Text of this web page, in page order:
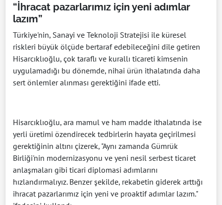
“İhracat pazarlarımız için yeni adımlar
lazım”
Türkiye'nin, Sanayi ve Teknoloji Stratejisi ile küresel
riskleri büyük ölçüde bertaraf edebileceğini dile getiren
Hisarcıklıoğlu, çok taraflı ve kurallı ticareti kimsenin
uygulamadığı bu dönemde, nihai ürün ithalatında daha
sert önlemler alınması gerektiğini ifade etti.
Hisarcıklıoğlu, ara mamul ve ham madde ithalatında ise
yerli üretimi özendirecek tedbirlerin hayata geçirilmesi
gerektiğinin altını çizerek, "Aynı zamanda Gümrük
Birliği'nin modernizasyonu ve yeni nesil serbest ticaret
anlaşmaları gibi ticari diplomasi adımlarını
hızlandırmalıyız. Benzer şekilde, rekabetin giderek arttığı
ihracat pazarlarımız için yeni ve proaktif adımlar lazım."